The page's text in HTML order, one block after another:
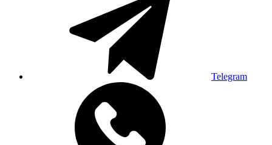
Telegram